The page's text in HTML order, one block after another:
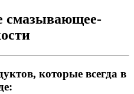
смазывающее-
которые всегда в